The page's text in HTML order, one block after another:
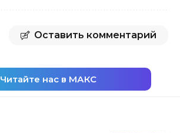
Оставить комментарий
Читайте нас в МАКС